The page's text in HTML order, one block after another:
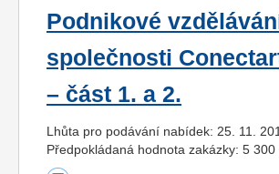
Podnikové
společnosti
– část 1. a 2.
Lhůta pro podávání nabídek: 25. 11.
Předpokládaná hodnota zakázky: 5 300